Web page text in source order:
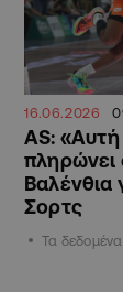
16.06.2026
AS: «Αυτή
πληρώνει
Βαλένθια
Σορτς
Τα δεδομένα